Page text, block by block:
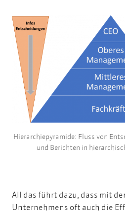
Hierarchiepyramide: Fluss von
und Berichten in
All das führt dazu, dass mit
Unternehmens oft auch die